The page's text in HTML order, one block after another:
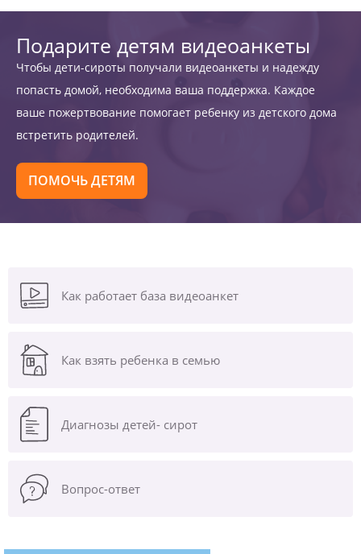
Подарите детям видеоанкеты
Чтобы дети-сироты получали видеоанкеты и надежду
попасть домой, необходима ваша поддержка. Каждое
ваше пожертвование помогает ребенку из детского дома
встретить родителей.
ПОМОЧЬ ДЕТЯМ
Как работает база видеоанкет
Как взять ребенка в семью
Диагнозы детей- сирот
Вопрос-ответ